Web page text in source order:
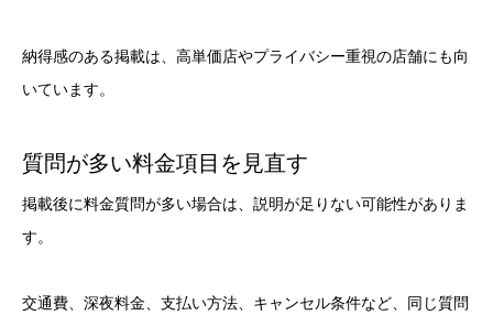
納得感のある掲載は、高単価店やプライバシー重視の店舗にも向
いています。
質問が多い料金項目を見直す
掲載後に料金質問が多い場合は、説明が足りない可能性がありま
す。
交通費、深夜料金、支払い方法、キャンセル条件など、同じ質問